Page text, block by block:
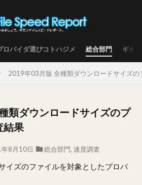
ロバイダ選びコトハジメ 総合部門 ギガ
2019年03月版 全種類ダウンロードサイズの
類ダウンロードサイズのプ
結果
8月10日 総合部門, 速度調査
イズのファイルを対象としたプロバ